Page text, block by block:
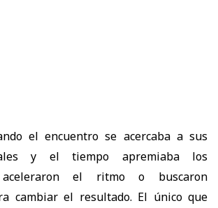
el encuentro se acercaba a sus
y el tiempo apremiaba los
aceleraron el ritmo o buscaron
cambiar el resultado. El único que